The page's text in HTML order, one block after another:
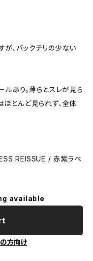
、バックチリの少ない
あり。薄らとスレが見ら
とんど見られず、全体
REISSUE / 赤紫ラベ
available
方向け